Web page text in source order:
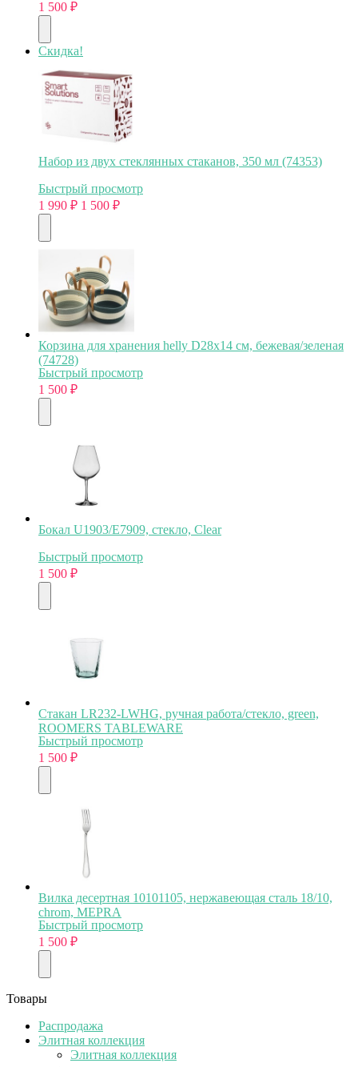
1 500 ₽
Скидка!
Набор из двух стеклянных стаканов, 350 мл (74353)
Быстрый просмотр
1 990 ₽ 1 500 ₽
Корзина для хранения helly D28х14 см, бежевая/зеленая
(74728)
Быстрый просмотр
1 500 ₽
Бокал U1903/E7909, стекло, Clear
Быстрый просмотр
1 500 ₽
Стакан LR232-LWHG, ручная работа/стекло, green,
ROOMERS TABLEWARE
Быстрый просмотр
1 500 ₽
Вилка десертная 10101105, нержавеющая сталь 18/10,
chrom, MEPRA
Быстрый просмотр
1 500 ₽
Товары
Распродажа
Элитная коллекция
Элитная коллекция